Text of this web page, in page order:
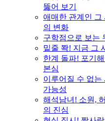
뚫어 보기
애매한 관계인 그
의 변화
구학점으로 보는
밑줄 쫙! 지금 그
한계 돌파! 포기
본심
이루어질 수 없는
가능성
해석남녀! 소원,
의 진심